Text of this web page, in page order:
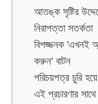
আতঙ্ক সৃষ্টির
নিরাপত্তা সতর্কতা
বিপজ্জনক 'এখনই
করুন' বাটন
পরিচয়পত্র চুরি
এই প্রচারণার